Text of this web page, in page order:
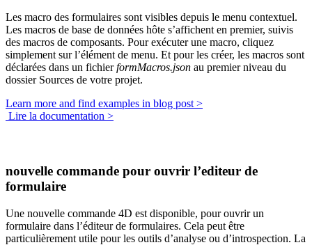
Les macro des formulaires sont visibles depuis le menu contextuel.
Les macros de base de données hôte s’affichent en premier, suivis
des macros de composants. Pour exécuter une macro, cliquez
simplement sur l’élément de menu. Et pour les créer, les macros sont
déclarées dans un fichierformMacros.json au premier niveau du
dossier Sources de votre projet.
Learn more and find examples in blog post >
Lire la documentation >
nouvelle commande pour ouvrir l’editeur de
formulaire
Une nouvelle commande 4D est disponible, pour ouvrir un
formulaire dans l’éditeur de formulaires. Cela peut être
particulièrement utile pour les outils d’analyse ou d’introspection. La